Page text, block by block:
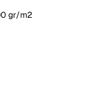
gr/m2